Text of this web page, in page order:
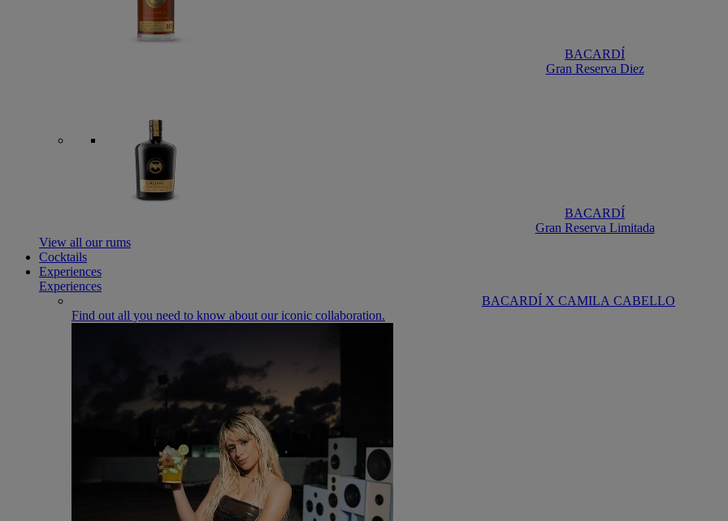
BACARDÍ
Gran Reserva Diez
BACARDÍ
Gran Reserva Limitada
View all our rums
Cocktails
Experiences
Experiences
BACARDÍ X CAMILA CABELLO
Find out all you need to know about our iconic collaboration.